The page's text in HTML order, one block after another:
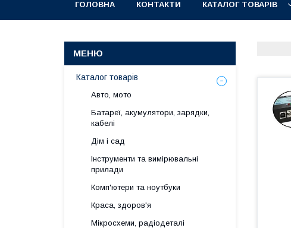
ГОЛОВНА КОНТАКТИ КАТАЛОГ ТОВАРІВ
Каталог товарів
Авто, мото
Батареї, акумулятори, зарядки,
кабелі
Дім і сад
Інструменти та вимірювальні
прилади
Комп'ютери та ноутбуки
Краса, здоров'я
Мікросхеми, радіодеталі